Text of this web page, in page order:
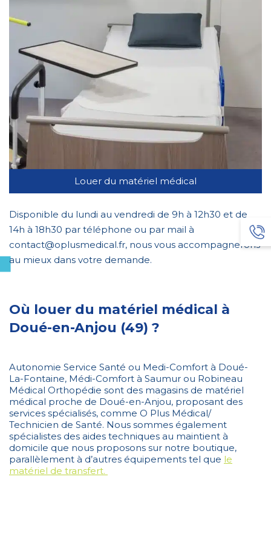
Louer du matériel médical
Disponible du lundi au vendredi de 9h à 12h30 et de
14h à 18h30 par téléphone ou par mail à
contact@oplusmedical.fr, nous vous accompagnerons
au mieux dans votre demande.
Où louer du matériel médical à
Doué-en-Anjou (49) ?
Autonomie Service Santé ou Medi-Comfort à Doué-
La-Fontaine, Médi-Comfort à Saumur ou Robineau
Médical Orthopédie sont des magasins de matériel
médical proche de Doué-en-Anjou, proposant des
services spécialisés, comme O Plus Médical/
Technicien de Santé. Nous sommes également
spécialistes des aides techniques au maintient à
domicile que nous proposons sur notre boutique,
parallèlement à d’autres équipements tel que le
matériel de transfert.